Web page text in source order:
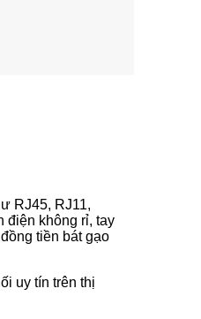
RJ45, RJ11,
điện không rỉ, tay
tiền bát gạo
uy tín trên thị